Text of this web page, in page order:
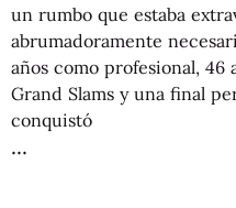
un rumbo que estaba
abrumadoramente
años como profesional, 46
Grand Slams y una final
conquistó